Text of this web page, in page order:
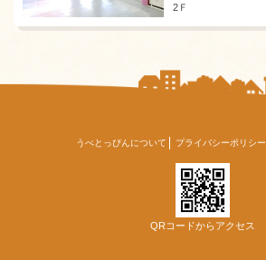
2Ｆ
うべとっぴんについて プライバシーポリシー
QRコードからアクセス